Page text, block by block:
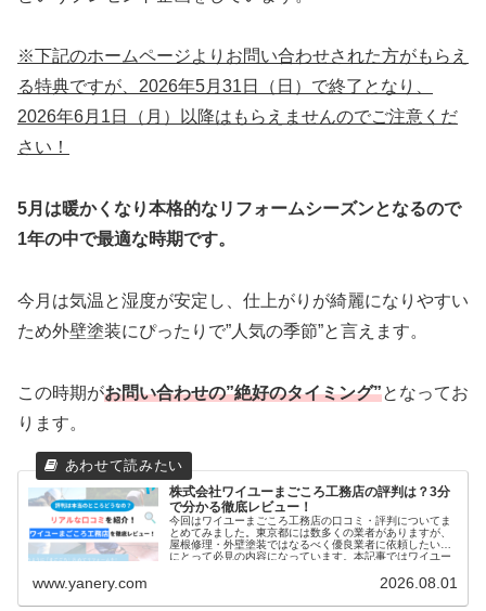
※下記のホームページよりお問い合わせされた方がもらえ
る特典ですが、2026年5月31日（日）で終了となり、
2026年6月1日（月）以降はもらえませんのでご注意くだ
さい！
5月は暖かくなり本格的なリフォームシーズンとなるので
1年の中で最適な時期です。
今月は気温と湿度が安定し、仕上がりが綺麗になりやすい
ため外壁塗装にぴったりで”人気の季節”と言えます。
この時期がお問い合わせの”絶好のタイミング”となってお
ります。
株式会社ワイユーまごころ工務店の評判は？3分
で分かる徹底レビュー！
今回はワイユーまごころ工務店の口コミ・評判についてま
とめてみました。東京都には数多くの業者がありますが、
屋根修理・外壁塗装ではなるべく優良業者に依頼したい方
にとって必見の内容になっています。本記事ではワイユー
www.yanery.com 2026.08.01